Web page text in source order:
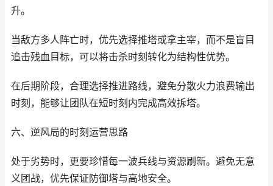
升。
当敌方多人阵亡时，优先选择推塔或拿主宰，而不是盲目
追击残血目标，可以将击杀时刻转化为结构性优势。
在后期阶段，合理选择推进路线，避免分散火力浪费输出
时刻，能够让团队在短时刻内完成高效拆塔。
六、逆风局的时刻运营思路
处于劣势时，更要珍惜每一波兵线与资源刷新。避免无意
义团战，优先保证防御塔与高地安全。